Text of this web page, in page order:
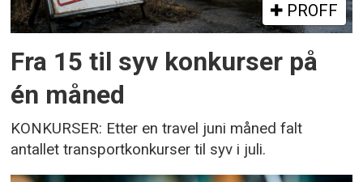
PROFF
Fra 15 til syv konkurser på
én måned
KONKURSER: Etter en travel juni måned falt
antallet transportkonkurser til syv i juli.